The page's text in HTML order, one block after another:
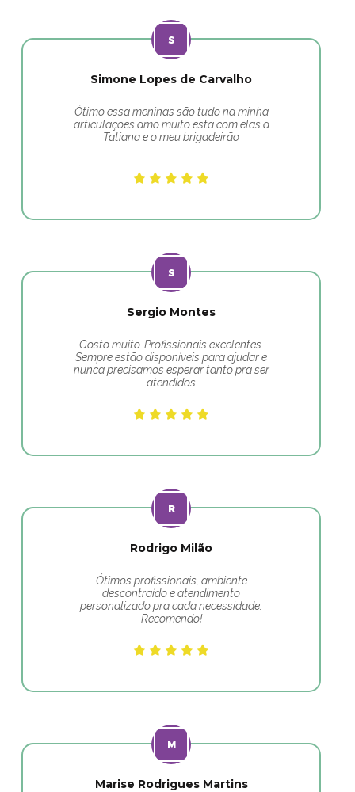
Simone Lopes de Carvalho
Ótimo essa meninas são tudo na minha
articulações amo muito esta com elas a
Tatiana e o meu brigadeirão
Sergio Montes
Gosto muito. Profissionais excelentes.
Sempre estão disponíveis para ajudar e
nunca precisamos esperar tanto pra ser
atendidos
Rodrigo Milão
Ótimos profissionais, ambiente
descontraído e atendimento
personalizado pra cada necessidade.
Recomendo!
Marise Rodrigues Martins